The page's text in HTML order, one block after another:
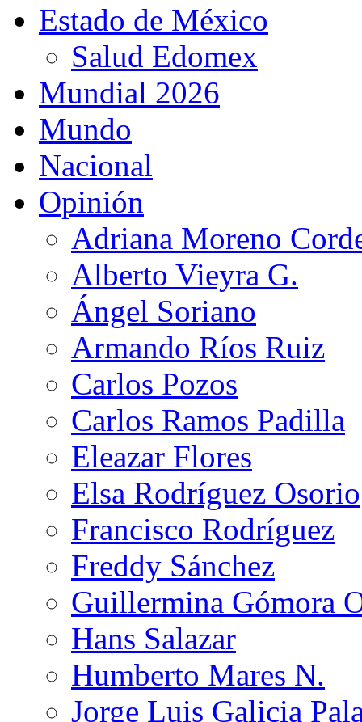
Estado de México
Salud Edomex
Mundial 2026
Mundo
Nacional
Opinión
Adriana Moreno
Alberto Vieyra G.
Ángel Soriano
Armando Ríos Ruiz
Carlos Pozos
Carlos Ramos Padilla
Eleazar Flores
Elsa Rodríguez Osorio
Francisco Rodríguez
Freddy Sánchez
Guillermina Gómora
Hans Salazar
Humberto Mares N.
Jorge Luis Galicia